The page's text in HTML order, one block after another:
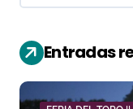
ó
n
d
Entradas